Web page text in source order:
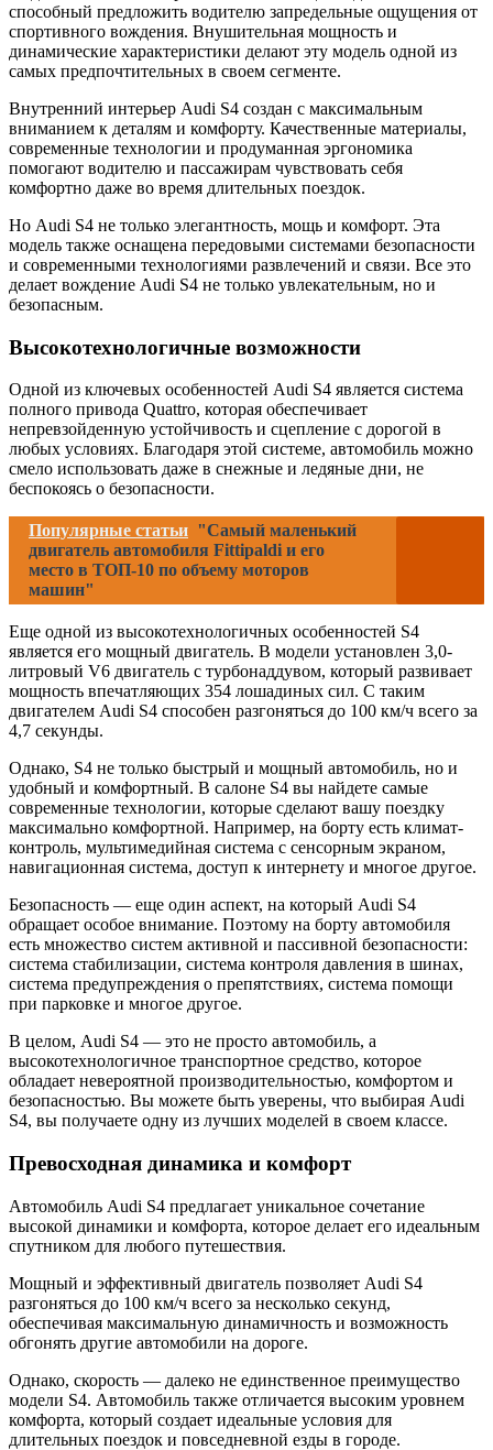
способный предложить водителю запредельные ощущения от
спортивного вождения. Внушительная мощность и
динамические характеристики делают эту модель одной из
самых предпочтительных в своем сегменте.
Внутренний интерьер Audi S4 создан с максимальным
вниманием к деталям и комфорту. Качественные материалы,
современные технологии и продуманная эргономика
помогают водителю и пассажирам чувствовать себя
комфортно даже во время длительных поездок.
Но Audi S4 не только элегантность, мощь и комфорт. Эта
модель также оснащена передовыми системами безопасности
и современными технологиями развлечений и связи. Все это
делает вождение Audi S4 не только увлекательным, но и
безопасным.
Высокотехнологичные возможности
Одной из ключевых особенностей Audi S4 является система
полного привода Quattro, которая обеспечивает
непревзойденную устойчивость и сцепление с дорогой в
любых условиях. Благодаря этой системе, автомобиль можно
смело использовать даже в снежные и ледяные дни, не
беспокоясь о безопасности.
Популярные статьи "Самый маленький
двигатель автомобиля Fittipaldi и его
место в ТОП-10 по объему моторов
машин"
Еще одной из высокотехнологичных особенностей S4
является его мощный двигатель. В модели установлен 3,0-
литровый V6 двигатель с турбонаддувом, который развивает
мощность впечатляющих 354 лошадиных сил. С таким
двигателем Audi S4 способен разгоняться до 100 км/ч всего за
4,7 секунды.
Однако, S4 не только быстрый и мощный автомобиль, но и
удобный и комфортный. В салоне S4 вы найдете самые
современные технологии, которые сделают вашу поездку
максимально комфортной. Например, на борту есть климат-
контроль, мультимедийная система с сенсорным экраном,
навигационная система, доступ к интернету и многое другое.
Безопасность — еще один аспект, на который Audi S4
обращает особое внимание. Поэтому на борту автомобиля
есть множество систем активной и пассивной безопасности:
система стабилизации, система контроля давления в шинах,
система предупреждения о препятствиях, система помощи
при парковке и многое другое.
В целом, Audi S4 — это не просто автомобиль, а
высокотехнологичное транспортное средство, которое
обладает невероятной производительностью, комфортом и
безопасностью. Вы можете быть уверены, что выбирая Audi
S4, вы получаете одну из лучших моделей в своем классе.
Превосходная динамика и комфорт
Автомобиль Audi S4 предлагает уникальное сочетание
высокой динамики и комфорта, которое делает его идеальным
спутником для любого путешествия.
Мощный и эффективный двигатель позволяет Audi S4
разгоняться до 100 км/ч всего за несколько секунд,
обеспечивая максимальную динамичность и возможность
обгонять другие автомобили на дороге.
Однако, скорость — далеко не единственное преимущество
модели S4. Автомобиль также отличается высоким уровнем
комфорта, который создает идеальные условия для
длительных поездок и повседневной езды в городе.